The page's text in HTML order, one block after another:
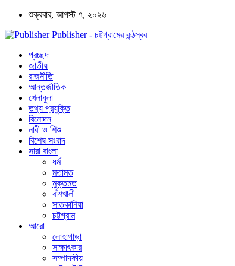
শুক্রবার, আগস্ট ৭, ২০২৬
Publisher - চট্টগ্রামের কন্ঠস্বর
প্রচ্ছদ
জাতীয়
রাজনীতি
আন্তর্জাতিক
খেলাধুলা
তথ্য প্রযুক্তি
বিনোদন
নারী ও শিশু
বিশেষ সংবাদ
সারা বাংলা
ধর্ম
মতামত
মুক্তমত
বাঁশখালী
সাতকানিয়া
চট্টগ্রাম
আরো
লোহাগাড়া
সাক্ষাৎকার
সম্পাদকীয়